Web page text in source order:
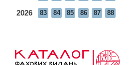
2026 83 84 85 86 87 88